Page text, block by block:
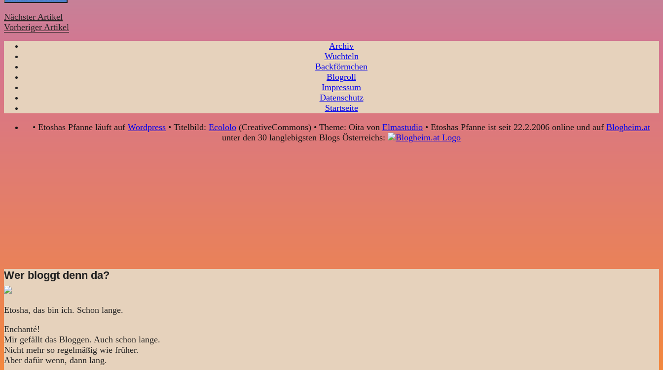
Nächster Artikel
Vorheriger Artikel
Archiv
Wuchteln
Backförmchen
Blogroll
Impressum
Datenschutz
Startseite
• Etoshas Pfanne läuft auf Wordpress • Titelbild: Ecololo (CreativeCommons) • Theme: Oita von Elmastudio • Etoshas Pfanne ist seit 22.2.2006 online und auf Blogheim.at
unter den 30 langlebigsten Blogs Österreichs:
Wer bloggt denn da?
Etosha, das bin ich. Schon lange.
Enchanté!
Mir gefällt das Bloggen. Auch schon lange.
Nicht mehr so regelmäßig wie früher.
Aber dafür wenn, dann lang.